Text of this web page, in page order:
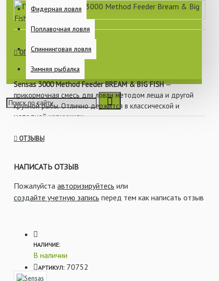
Фидерная ловля
Поплавочная ловля
Спиннинговая ловля
Зимняя рыбалка
ОПИСАНИЕ
Sensas 3000 Method Feeder BREAM & BIG FISH—
прикормочная смесь для ловли методом леща и другой
крупной рыбы. Отлично держится в классической и
методной кормушках.
ОТЗЫВЫ
НАПИСАТЬ ОТЗЫВ
Пожалуйста авторизируйтесь или
создайте учетную запись перед тем как написать отзыв
НАЛИЧИЕ:
В наличии
АРТИКУЛ: 70752